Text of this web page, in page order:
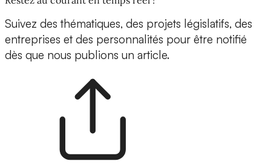
Suivez des thématiques, des projets législatifs, des
entreprises et des personnalités pour être notifié
dès que nous publions un article.